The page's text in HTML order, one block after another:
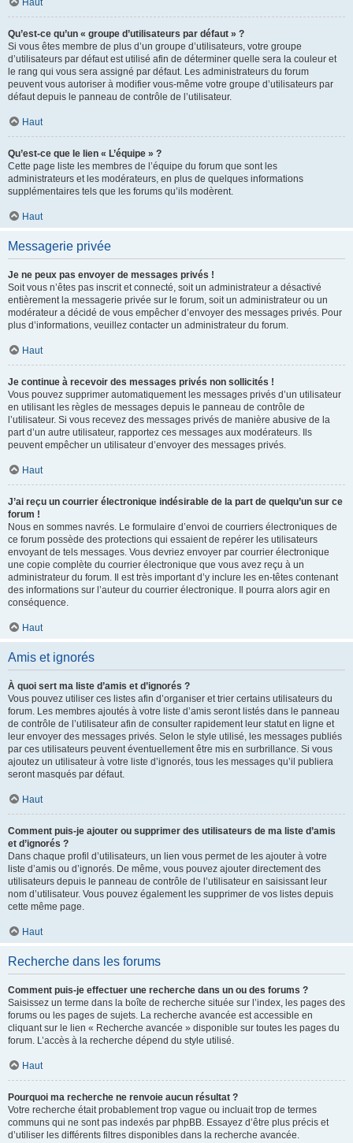
Haut
Qu’est-ce qu’un « groupe d’utilisateurs par défaut » ?
Si vous êtes membre de plus d’un groupe d’utilisateurs, votre groupe
d’utilisateurs par défaut est utilisé afin de déterminer quelle sera la couleur et
le rang qui vous sera assigné par défaut. Les administrateurs du forum
peuvent vous autoriser à modifier vous-même votre groupe d’utilisateurs par
défaut depuis le panneau de contrôle de l’utilisateur.
Haut
Qu’est-ce que le lien « L’équipe » ?
Cette page liste les membres de l’équipe du forum que sont les
administrateurs et les modérateurs, en plus de quelques informations
supplémentaires tels que les forums qu’ils modèrent.
Haut
Messagerie privée
Je ne peux pas envoyer de messages privés !
Soit vous n’êtes pas inscrit et connecté, soit un administrateur a désactivé
entièrement la messagerie privée sur le forum, soit un administrateur ou un
modérateur a décidé de vous empêcher d’envoyer des messages privés. Pour
plus d’informations, veuillez contacter un administrateur du forum.
Haut
Je continue à recevoir des messages privés non sollicités !
Vous pouvez supprimer automatiquement les messages privés d’un utilisateur
en utilisant les règles de messages depuis le panneau de contrôle de
l’utilisateur. Si vous recevez des messages privés de manière abusive de la
part d’un autre utilisateur, rapportez ces messages aux modérateurs. Ils
peuvent empêcher un utilisateur d’envoyer des messages privés.
Haut
J’ai reçu un courrier électronique indésirable de la part de quelqu’un sur ce
forum !
Nous en sommes navrés. Le formulaire d’envoi de courriers électroniques de
ce forum possède des protections qui essaient de repérer les utilisateurs
envoyant de tels messages. Vous devriez envoyer par courrier électronique
une copie complète du courrier électronique que vous avez reçu à un
administrateur du forum. Il est très important d’y inclure les en-têtes contenant
des informations sur l’auteur du courrier électronique. Il pourra alors agir en
conséquence.
Haut
Amis et ignorés
À quoi sert ma liste d’amis et d’ignorés ?
Vous pouvez utiliser ces listes afin d’organiser et trier certains utilisateurs du
forum. Les membres ajoutés à votre liste d’amis seront listés dans le panneau
de contrôle de l’utilisateur afin de consulter rapidement leur statut en ligne et
leur envoyer des messages privés. Selon le style utilisé, les messages publiés
par ces utilisateurs peuvent éventuellement être mis en surbrillance. Si vous
ajoutez un utilisateur à votre liste d’ignorés, tous les messages qu’il publiera
seront masqués par défaut.
Haut
Comment puis-je ajouter ou supprimer des utilisateurs de ma liste d’amis
et d’ignorés ?
Dans chaque profil d’utilisateurs, un lien vous permet de les ajouter à votre
liste d’amis ou d’ignorés. De même, vous pouvez ajouter directement des
utilisateurs depuis le panneau de contrôle de l’utilisateur en saisissant leur
nom d’utilisateur. Vous pouvez également les supprimer de vos listes depuis
cette même page.
Haut
Recherche dans les forums
Comment puis-je effectuer une recherche dans un ou des forums ?
Saisissez un terme dans la boîte de recherche située sur l’index, les pages des
forums ou les pages de sujets. La recherche avancée est accessible en
cliquant sur le lien « Recherche avancée » disponible sur toutes les pages du
forum. L’accès à la recherche dépend du style utilisé.
Haut
Pourquoi ma recherche ne renvoie aucun résultat ?
Votre recherche était probablement trop vague ou incluait trop de termes
communs qui ne sont pas indexés par phpBB. Essayez d’être plus précis et
d’utiliser les différents filtres disponibles dans la recherche avancée.